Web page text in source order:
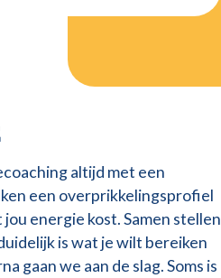
altijd met een
een overprikkelingsprofiel
energie kost. Samen stellen
is wat je wilt bereiken
gaan we aan de slag. Soms is